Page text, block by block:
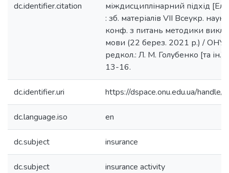
dc.identifier.citation
міждисциплінарний підхід
: зб. матеріалів VІІ Всеукр.
конф. з питань методики
мови (22 берез. 2021 р.) / ОНУ
редкол.: Л. М. Голубенко [та
13-16.
dc.identifier.uri https://dspace.onu.edu.ua/
dc.language.iso en
dc.subject insurance
dc.subject insurance activity